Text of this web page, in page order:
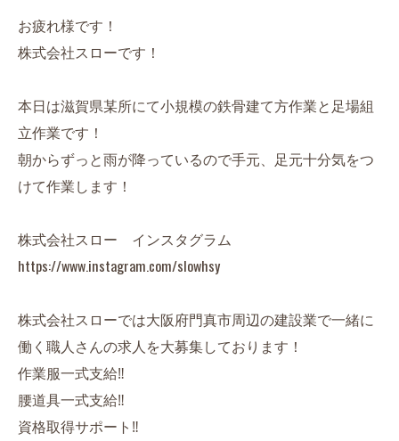
お疲れ様です！
株式会社スローです！
本日は滋賀県某所にて小規模の鉄骨建て方作業と足場組
立作業です！
朝からずっと雨が降っているので手元、足元十分気をつ
けて作業します！
株式会社スロー インスタグラム
https://www.instagram.com/slowhsy
株式会社スローでは大阪府門真市周辺の建設業で一緒に
働く職人さんの求人を大募集しております！
作業服一式支給‼︎
腰道具一式支給‼︎
資格取得サポート‼︎